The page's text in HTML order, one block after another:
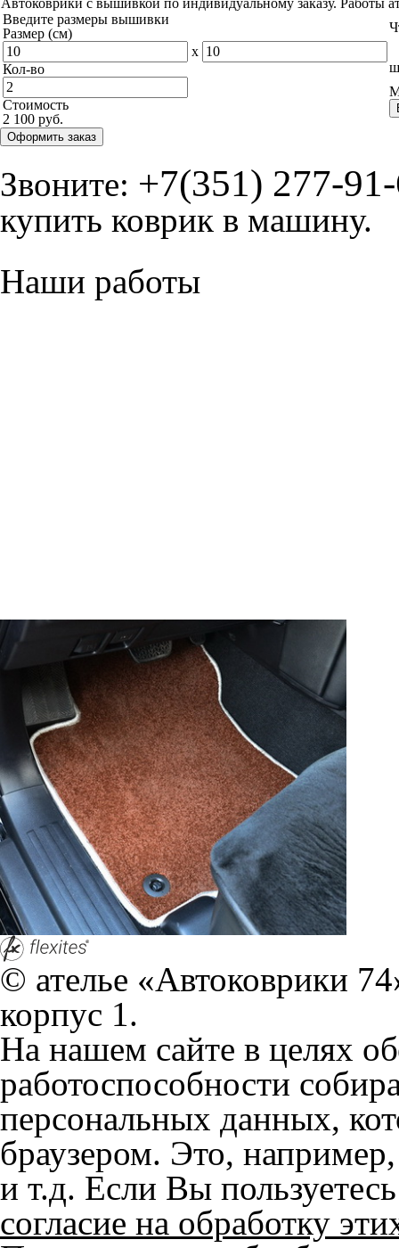
Автоковрики с вышивкой по индивидуальному заказу. Работы
Введите размеры вышивки
Размер (см)
x
Кол-во
Стоимость
2 100 руб.
Оформить заказ
Звоните: +7(351) 277-
купить коврик в машину.
Наши работы
корпус 1.
На нашем сайте в целях
работоспособности
персональных данных,
браузером. Это,
и т.д. Если Вы
согласие на обработку
Положении по обработке
+7 (351) 277 91 67